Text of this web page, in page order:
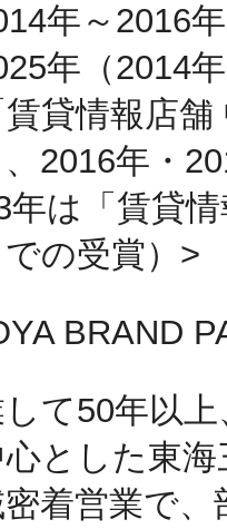
年～2016
年（2014
貸情報店舗
2016年・
年は「賃貸
の受賞）>
て50年以上
心とした東海
着営業で、